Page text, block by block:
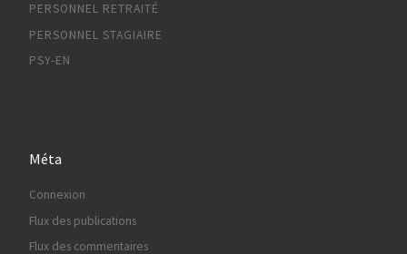
PERSONNEL RETRAITÉ
PERSONNEL STAGIAIRE
PSY-EN
Méta
Connexion
Flux des publications
Flux des commentaires